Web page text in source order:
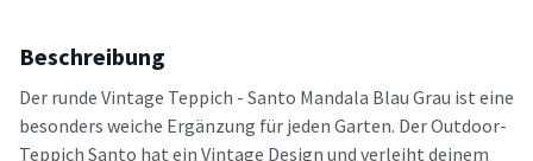
Beschreibung
Der runde Vintage Teppich - Santo Mandala Blau Grau ist eine
besonders weiche Ergänzung für jeden Garten. Der Outdoor-
Teppich Santo hat ein Vintage Design und verleiht deinem